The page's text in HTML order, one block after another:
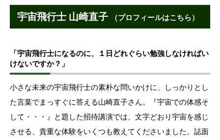
宇宙飛行士 山崎直子 （プロフィールはこちら）
「宇宙飛行士になるのに、１日どれぐらい勉強しなければい
けないですか？」
小さな未来の宇宙飛行士の素朴な問いかけに、しっかりとし
た言葉でまっすぐに答える山崎直子さん。『宇宙での体感そ
して・・・』と題した招待講演では、文字どおり宇宙を感じ
させる、貴重な体験をいくつも教えてくださいました。誌面